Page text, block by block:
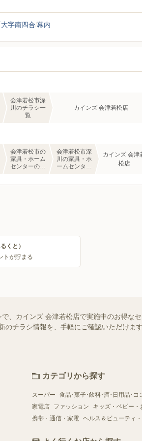
字南四合 幕内
会津若松市深
川のチラシ一
覧
カインズ 会津若松店
会津若松市の
家具・ホーム
センターのチ
会津若松市深
川の家具・ホ
ームセンター
カインズ 会津
松店
くと）
トが貯まる
、カインズ 会津若松店で実施中のお得な
チラシ情報を、手軽にご確認いただけま
カテゴリから探す
スーパー
食品･菓子･飲料･酒･日用品･コ
家電店
ファッション
キッズ・ベビー・
携帯・通信・家電 ヘルス＆ビューティ